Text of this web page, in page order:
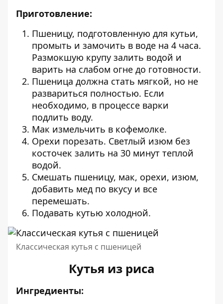
Приготовление:
Пшеницу, подготовленную для кутьи,
промыть и замочить в воде на 4 часа.
Размокшую крупу залить водой и
варить на слабом огне до готовности.
Пшеница должна стать мягкой, но не
развариться полностью. Если
необходимо, в процессе варки
подлить воду.
Мак измельчить в кофемолке.
Орехи порезать. Светлый изюм без
косточек залить на 30 минут теплой
водой.
Смешать пшеницу, мак, орехи, изюм,
добавить мед по вкусу и все
перемешать.
Подавать кутью холодной.
Классическая кутья с пшеницей
Кутья из риса
Ингредиенты: